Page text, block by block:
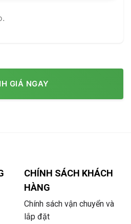
GIÁ NGAY
CHÍNH SÁCH KHÁCH
HÀNG
Chính sách vận chuyển và
lắp đặt